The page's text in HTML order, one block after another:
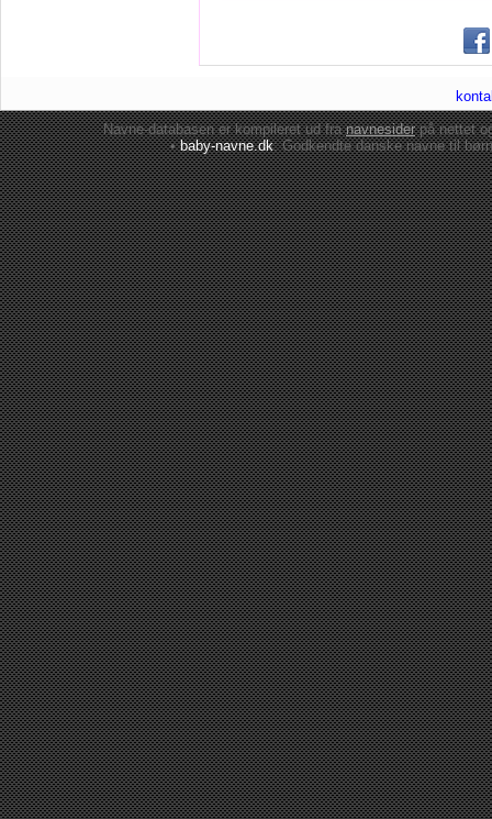
Navne-databasen er kompileret ud franavnesiderpå nettet
•baby-navne.dk: Godkendte danskenavne til børn